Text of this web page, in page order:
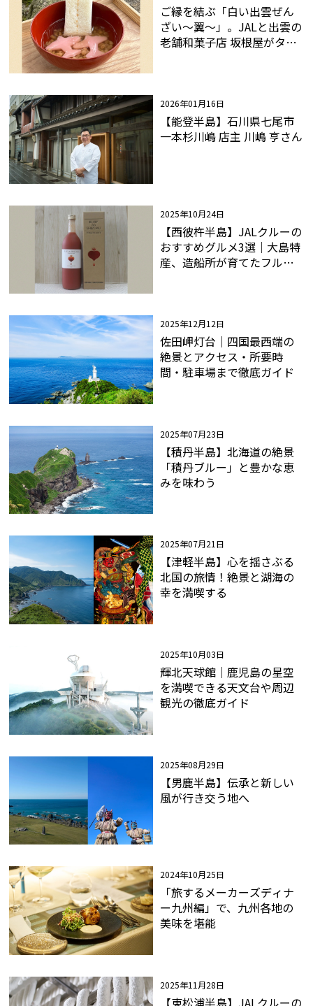
ご縁を結ぶ「白い出雲ぜん
ざい～翼～」。JALと出雲の
老舗和菓子店 坂根屋がタッ
2026年01月16日
【能登半島】石川県七尾市
一本杉川嶋 店主 川嶋 亨さん
2025年10月24日
【西彼杵半島】JALクルーの
おすすめグルメ3選｜大島特
産、造船所が育てたフルー
2025年12月12日
佐田岬灯台｜四国最西端の
絶景とアクセス・所要時
間・駐車場まで徹底ガイド
2025年07月23日
【積丹半島】北海道の絶景
「積丹ブルー」と豊かな恵
みを味わう
2025年07月21日
【津軽半島】心を揺さぶる
北国の旅情！絶景と湖海の
幸を満喫する
2025年10月03日
輝北天球館｜鹿児島の星空
を満喫できる天文台や周辺
観光の徹底ガイド
2025年08月29日
【男鹿半島】伝承と新しい
風が行き交う地へ
2024年10月25日
「旅するメーカーズディナ
ー九州編」で、九州各地の
美味を堪能
2025年11月28日
【東松浦半島】JALクルーの